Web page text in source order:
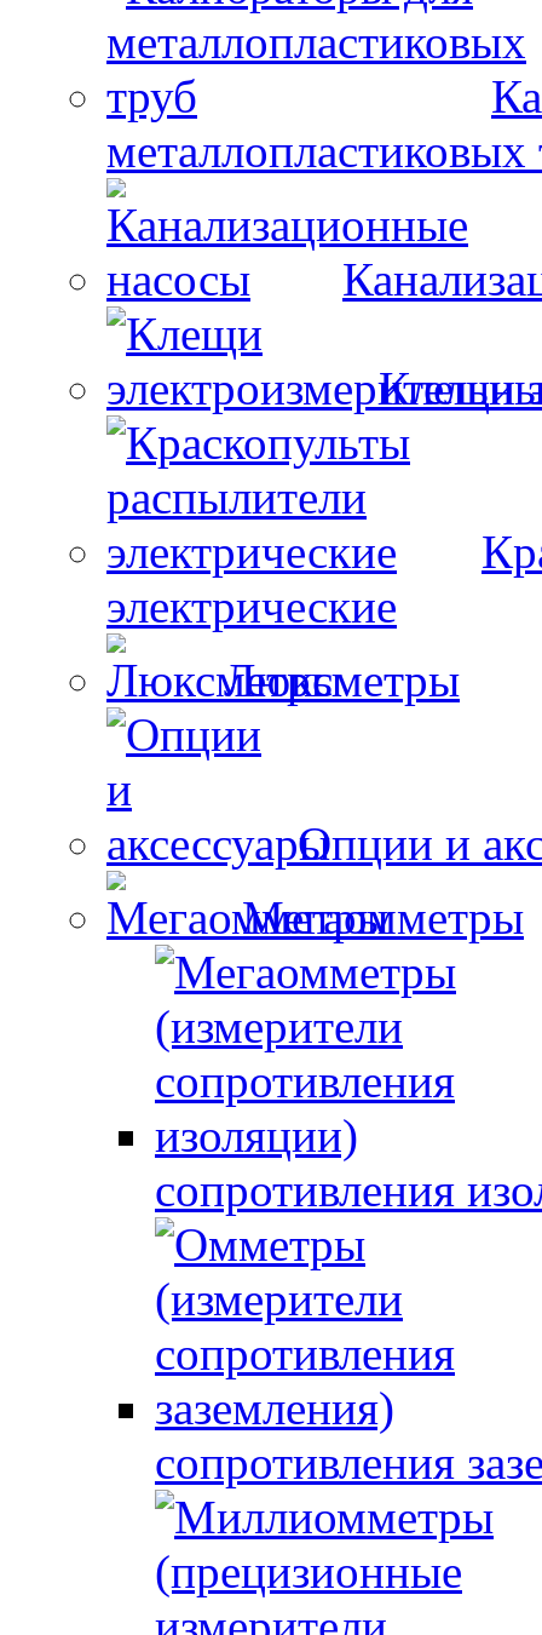
металлопластиковых
Клещи
электрические
Люксметры
Опции и
Мегаомметры
сопротивления
сопротивления